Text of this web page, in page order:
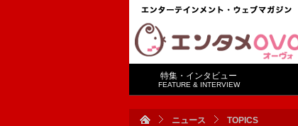
特集・インタビュー
FEATURE & INTERVIEW
ニュース TOPICS